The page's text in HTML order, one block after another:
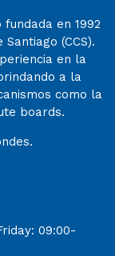
en 1992
(CCS).
en la
a la
como la
boards.
09:00-